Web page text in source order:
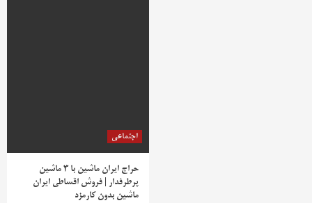
اجتماعی
حراج ایران ماشین با 3 ماشین
پرطرفدار | فروش اقساطی ایران
ماشین بدون کارمزد